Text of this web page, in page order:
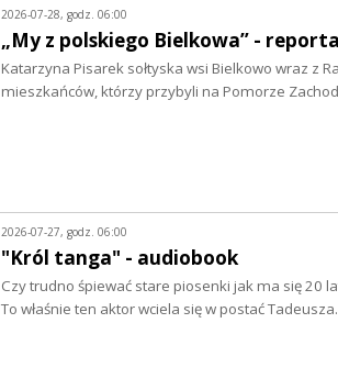
2026-07-28, godz. 06:00
„My z polskiego Bielkowa” -
Katarzyna Pisarek sołtyska wsi Bielkowo wraz z
mieszkańców, którzy przybyli na Pomorze
2026-07-27, godz. 06:00
"Król tanga" - audiobook
Czy trudno śpiewać stare piosenki jak ma się 20
To właśnie ten aktor wciela się w postać